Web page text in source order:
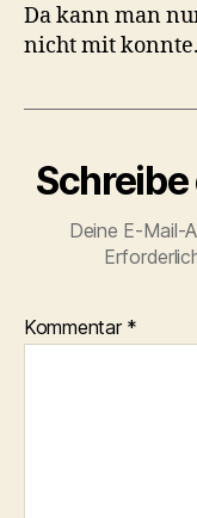
Da kann man
nicht mit konnte.
Deine E-Mail-
Kommentar *